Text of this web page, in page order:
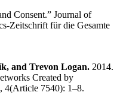
Consent.” Journal of
Zeitschrift für die Gesamte
and Trevon Logan. 2014.
Created by
4(Article 7540): 1–8.